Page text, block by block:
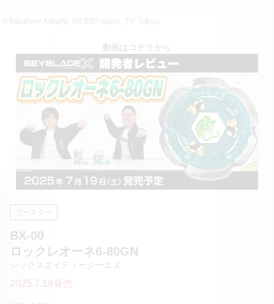
©Takafumi Adachi, MFBBProject, TV Tokyo
動画はコチラから
ブースター
BX-00
ロックレオーネ6-80GN
シックスエイティージーエヌ
2025.7.19発売